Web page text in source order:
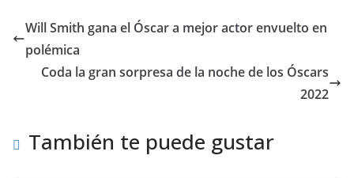
Will Smith gana el Óscar a mejor actor envuelto en
polémica
Coda la gran sorpresa de la noche de los Óscars
2022
También te puede gustar